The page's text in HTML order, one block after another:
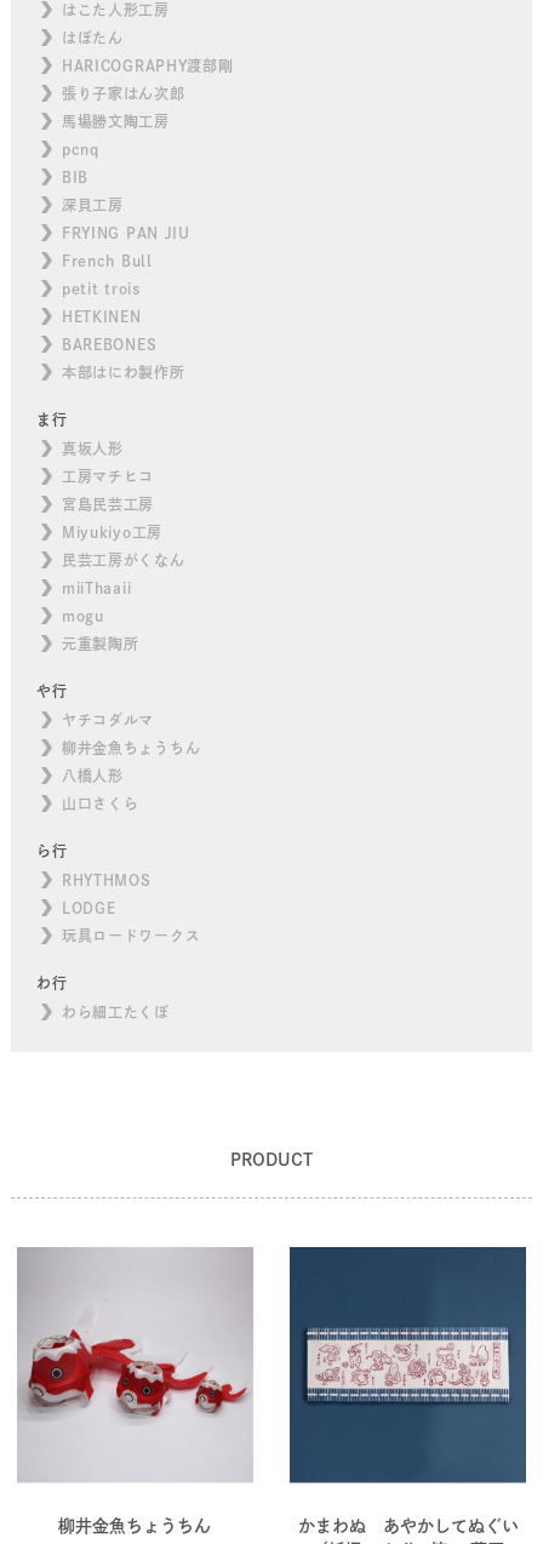
はこた人形工房
はぼたん
HARICOGRAPHY渡部剛
張り子家はん次郎
馬場勝文陶工房
pcnq
BIB
深貝工房
FRYING PAN JIU
French Bull
petit trois
HETKINEN
BAREBONES
本部はにわ製作所
ま行
真坂人形
工房マチヒコ
宮島民芸工房
Miyukiyo工房
民芸工房がくなん
miiThaaii
mogu
元重製陶所
や行
ヤチコダルマ
柳井金魚ちょうちん
八橋人形
山口さくら
ら行
RHYTHMOS
LODGE
玩具ロードワークス
わ行
わら細工たくぼ
PRODUCT
柳井金魚ちょうちん
かまわぬ あやかしてぬぐい